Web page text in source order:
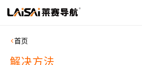
首页
解决方法